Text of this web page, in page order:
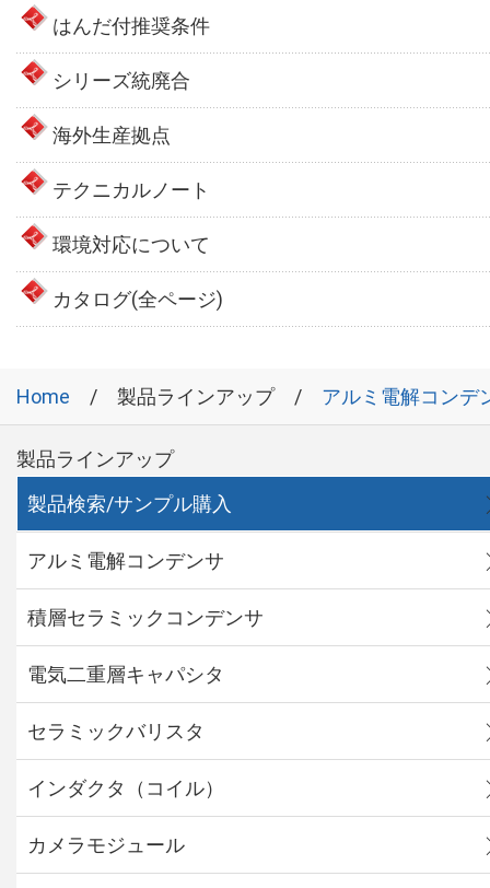
はんだ付推奨条件
シリーズ統廃合
海外生産拠点
テクニカルノート
環境対応について
カタログ(全ページ)
Home 製品ラインアップ アルミ電解コンデ
製品ラインアップ
製品検索/サンプル購入
アルミ電解コンデンサ
積層セラミックコンデンサ
電気二重層キャパシタ
セラミックバリスタ
インダクタ（コイル）
カメラモジュール